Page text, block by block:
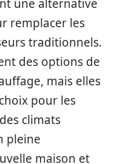
une alternative
remplacer les
traditionnels.
des options de
mais elles
pour les
climats
pleine
maison et